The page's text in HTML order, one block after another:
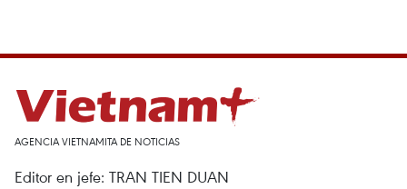
AGENCIA VIETNAMITA DE NOTICIAS
Editor en jefe: TRAN TIEN DUAN